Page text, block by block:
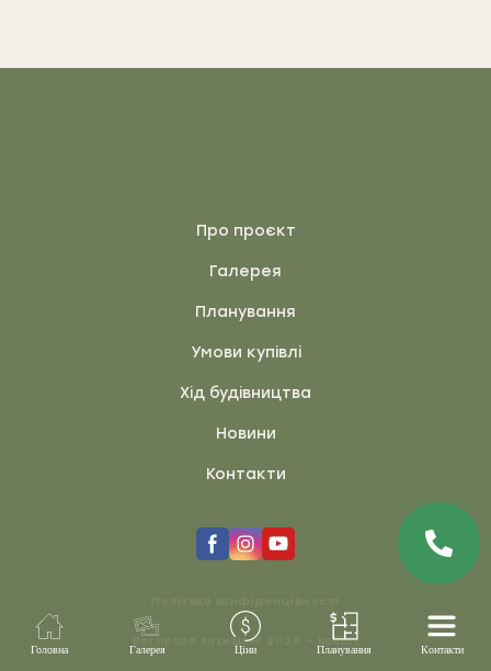
Головна Галерея Ціни Планування Контакти
Про проєкт
Галерея
Планування
Умови купівлі
Хід будівництва
Новини
Контакти
Всі права захищені 2025 — Kolibri